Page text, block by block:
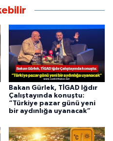
Bakan Gürlek, TİGAD Iğdır
Çalıştayında konuştu:
“Türkiye pazar günü yeni
bir aydınlığa uyanacak”